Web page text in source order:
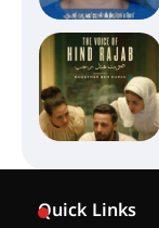
Quick Links